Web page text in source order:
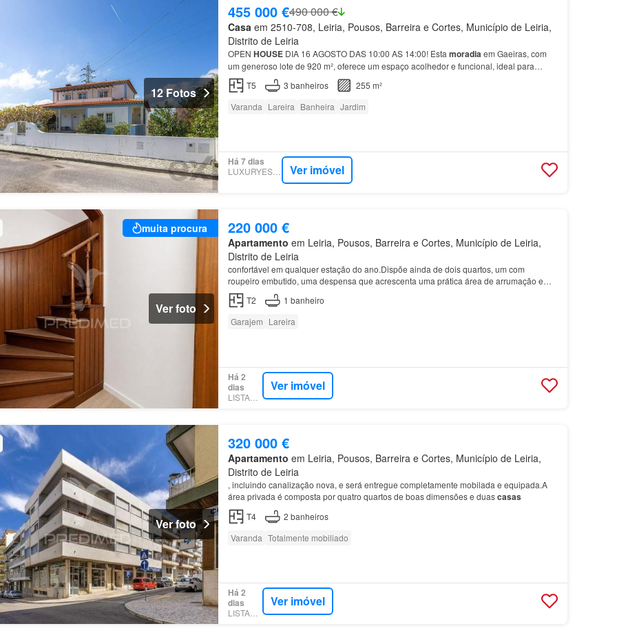
12 Fotos
455 000 €490 000 €
Casa em 2510-708, Leiria, Pousos, Barreira e Cortes, Município de Leiria,
Distrito de Leiria
OPEN HOUSEDIA 16 AGOSTO DAS 10:00 AS 14:00! Esta moradiaem Gaeiras, com
um generoso lote de 920 m², oferece um espaço acolhedor e funcional, ideal para
famílias.
T5 3 banheiros
255 m²
Varanda Lareira Banheira Jardim
Há 7 dias
LUXURYESTATE Ver imóvel
muita procura
Ver foto
220 000 €
Apartamento em Leiria, Pousos, Barreira e Cortes, Município de Leiria,
Distrito de Leiria
confortável em qualquer estação do ano.Dispõe ainda de dois quartos, um com
roupeiro embutido, uma despensa que acrescenta uma prática área de arrumação e
uma
T2 1 banheiro
Garajem Lareira
Há 2
dias
LISTANZA
Ver imóvel
Ver foto
320 000 €
Apartamento em Leiria, Pousos, Barreira e Cortes, Município de Leiria,
Distrito de Leiria
, incluindo canalização nova, e será entregue completamente mobilada e equipada.A
área privada é composta por quatro quartos de boas dimensões e duascasas
T4 2 banheiros
Varanda Totalmente mobiliado
Há 2
dias
LISTANZA
Ver imóvel